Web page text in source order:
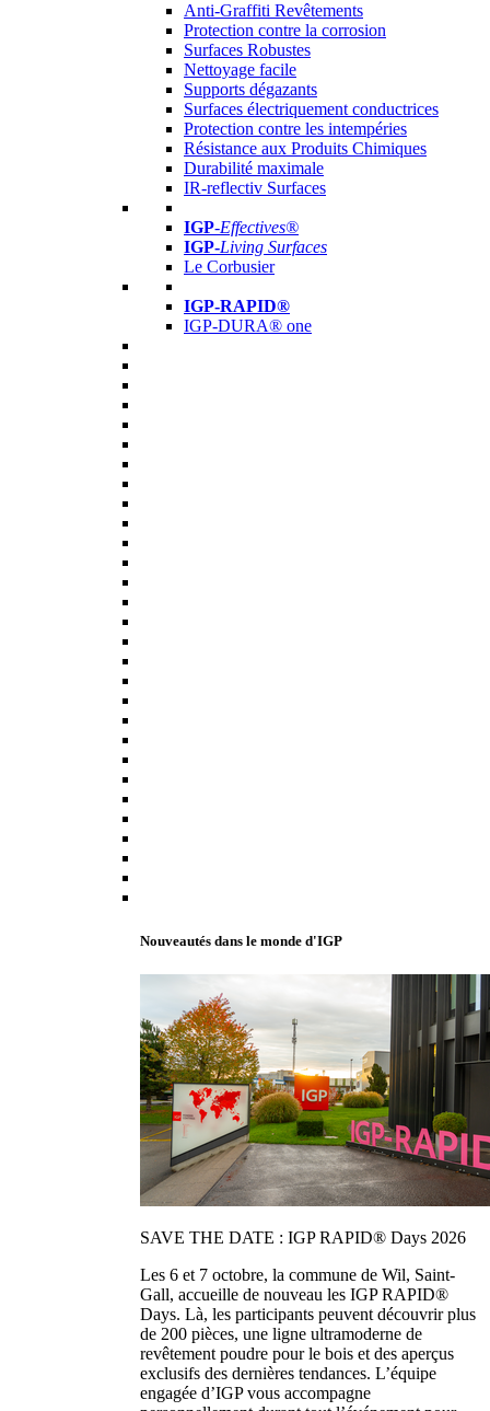
Anti-Graffiti Revêtements
Protection contre la corrosion
Surfaces Robustes
Nettoyage facile
Supports dégazants
Surfaces électriquement conductrices
Protection contre les intempéries
Résistance aux Produits Chimiques
Durabilité maximale
IR-reflectiv Surfaces
IGP-Effectives®
IGP-Living Surfaces
Le Corbusier
IGP-RAPID®
IGP-DURA® one
Nouveautés dans le monde d'IGP
SAVE THE DATE : IGP RAPID® Days 2026
Les 6 et 7 octobre, la commune de Wil, Saint-
Gall, accueille de nouveau les IGP RAPID®
Days. Là, les participants peuvent découvrir plus
de 200 pièces, une ligne ultramoderne de
revêtement poudre pour le bois et des aperçus
exclusifs des dernières tendances. L’équipe
engagée d’IGP vous accompagne